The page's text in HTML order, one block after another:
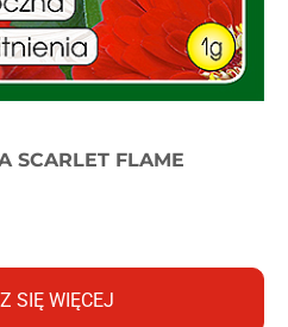
SCARLET FLAME
SIĘ WIĘCEJ